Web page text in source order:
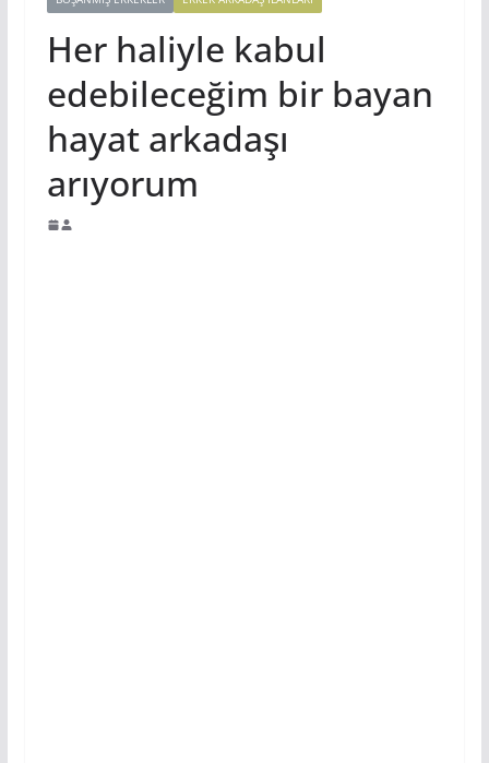
Her haliyle kabul
edebileceğim bir bayan
hayat arkadaşı
arıyorum